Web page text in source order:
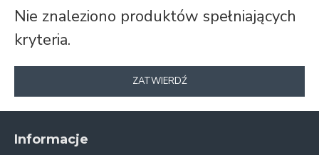
Nie znaleziono produktów spełniających
kryteria.
ZATWIERDŹ
Informacje